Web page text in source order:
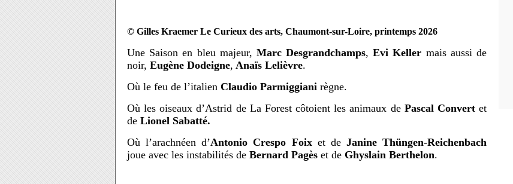
© Gilles Kraemer Le Curieux des arts, Chaumont-sur-Loire, printemps 2026
Une Saison en bleu majeur, Marc Desgrandchamps,Evi Keller mais aussi de
noir, Eugène Dodeigne, Anaïs Lelièvre.
Où le feu de l’italien Claudio Parmiggiani règne.
Où les oiseaux d’Astrid de La Forest côtoient les animaux de Pascal Convertet
de Lionel Sabatté.
Où l’arachnéen d’Antonio Crespo Foix et de Janine Thüngen-Reichenbach
joue avec les instabilités de Bernard Pagès et de Ghyslain Berthelon.